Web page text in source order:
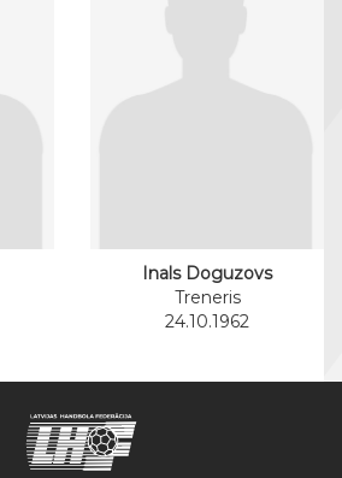
Inals Doguzovs
Treneris
24.10.1962